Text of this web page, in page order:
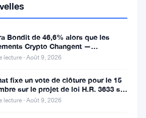
ans il y a
Bondit de 46,6% alors que les
Crypto Changent —
Quotidiens 9 Août
lecture · Août 9, 2026
fixe un vote de clôture pour le 15
sur le projet de loi H.R. 3633 sur
des cryptos
lecture · Août 9, 2026